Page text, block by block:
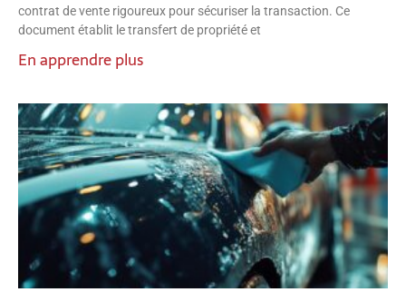
contrat de vente rigoureux pour sécuriser la transaction. Ce
document établit le transfert de propriété et
En apprendre plus